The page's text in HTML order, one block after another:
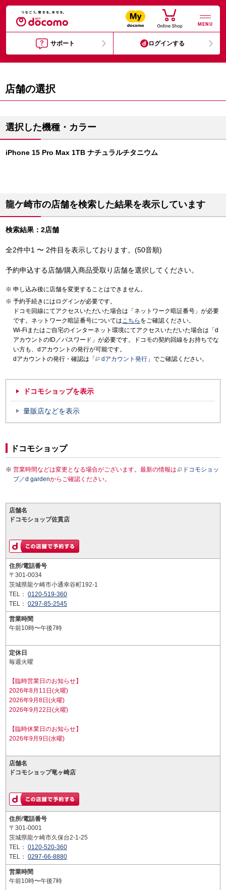
MENU
サポート ログインする
店舗の選択
選択した機種・カラー
iPhone 15 Pro Max 1TB ナチュラルチタニウム
龍ケ崎市の店舗を検索した結果を表示しています
検索結果：2店舗
全2件中1 〜 2件目を表示しております。(50音順)
予約申込する店舗/購入商品受取り店舗を選択してください。
申し込み後に店舗を変更することはできません。
予約手続きにはログインが必要です。
ドコモ回線にてアクセスいただいた場合は「ネットワーク暗証番号」が必要
です。ネットワーク暗証番号についてはこちら をご確認ください。
Wi-Fiまたはご自宅のインターネット環境にてアクセスいただいた場合は「d
アカウントのID／パスワード」が必要です。ドコモの契約回線をお持ちでな
い方も、dアカウントの発行が可能です。
dアカウントの発行・確認は「
dアカウント発行 」でご確認ください。
ドコモショップを表示
量販店などを表示
ドコモショップ
営業時間などは変更となる場合がございます。最新の情報は
ドコモショッ
プ／d gardenからご確認ください。
店舗名
ドコモショップ佐貫店
住所/電話番号
〒301-0034
茨城県龍ケ崎市小通幸谷町192-1
TEL： 0120-519-360
TEL： 0297-85-2545
営業時間
午前10時〜午後7時
定休日
毎週火曜
【臨時営業日のお知らせ】
2026年8月11日(火曜)
2026年9月8日(火曜)
2026年9月22日(火曜)
【臨時休業日のお知らせ】
2026年9月9日(水曜)
店舗名
ドコモショップ竜ヶ崎店
住所/電話番号
〒301-0001
茨城県龍ケ崎市久保台2-1-25
TEL： 0120-520-360
TEL： 0297-66-8880
営業時間
午前10時〜午後7時